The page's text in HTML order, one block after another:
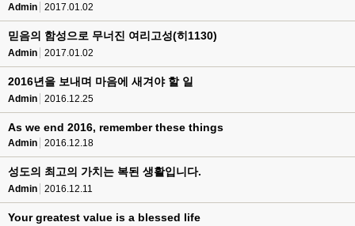
Admin 2017.01.02
믿음의 함성으로 무너진 여리고성(히1130)
Admin 2017.01.02
2016년을 보내며 마음에 새겨야 할 일
Admin 2016.12.25
As we end 2016, remember these things
Admin 2016.12.18
성도의 최고의 가치는 복된 생활입니다.
Admin 2016.12.11
Your greatest value is a blessed life